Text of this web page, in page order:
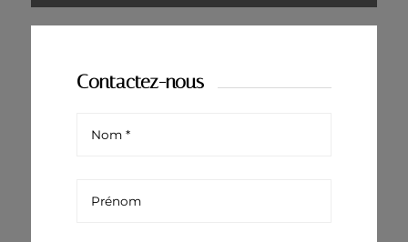
Contactez-nous